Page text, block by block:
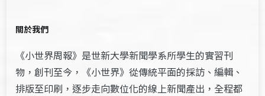
關於我們
《小世界周報》是世新大學新聞學系所學生的實習刊
物，創刊至今，《小世界》從傳統平面的採訪、編輯、
排版至印刷，逐步走向數位化的線上新聞產出，全程都